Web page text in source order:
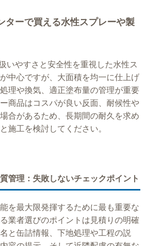
ターで買える水性スプレーや製
いやすさと安全性を重視した水性ス
中心ですが、大面積を均一に仕上げ
理や換気、適正塗布量の管理が重要
商品はコスパが良い反面、耐候性や
合があるため、長期間の耐久を求め
施工を検討してください。
管理：失敗しないチェックポイント
を最大限発揮するために最も重要な
業者選びのポイントは見積りの明確
と缶詰情報、下地処理や工程の説